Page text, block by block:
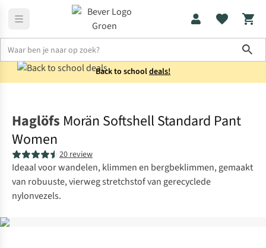
Back to schooldeals!
Haglöfs Morän Softshell Standard Pant
Women
20 review
Ideaal voor wandelen, klimmen en bergbeklimmen, gemaakt
van robuuste, vierweg stretchstof van gerecyclede
nylonvezels.